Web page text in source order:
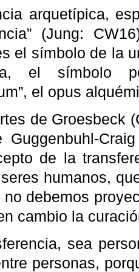
arquetípica,
(Jung:
el símbolo de la
el
”, el opus
de Groesbeck (
Guggenbuhl-Craig
de la
humanos,
no debemos
cambio la
sea
personas,